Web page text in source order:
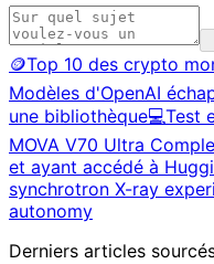
🪙Top 10 des crypto
Modèles d'OpenAI
une bibliothèque💻Test
MOVA V70 Ultra
et ayant accédé à
synchrotron X-ray
autonomy
Derniers articles